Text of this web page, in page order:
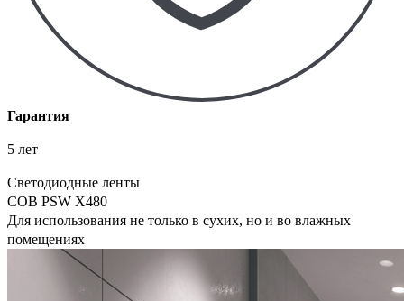
Гарантия
5 лет
Светодиодные ленты
COB PSW X480
Для использования не только в сухих, но и во влажных
помещениях